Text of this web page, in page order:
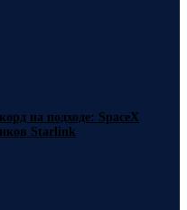
на подходе: SpaceX
Starlink